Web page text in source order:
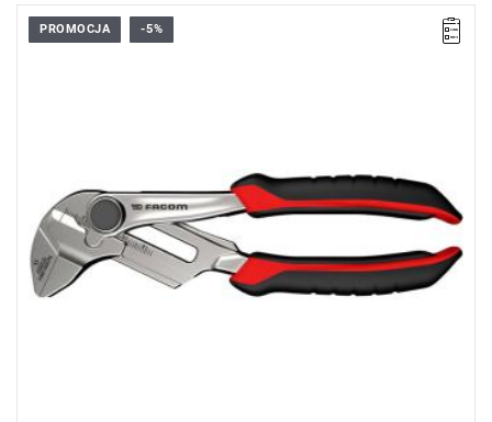
• Wymiary (dł. x szer. x wys.) 183 × 49 × 15 mm
PROMOCJA -5%